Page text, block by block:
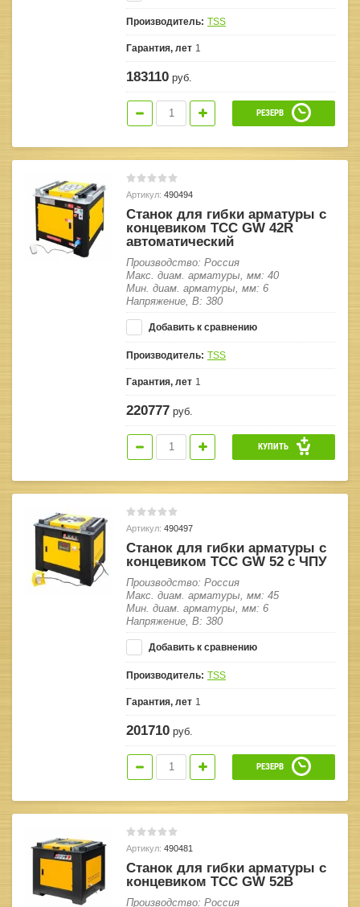
Производитель: TSS
Гарантия, лет 1
183110 руб.
РЕЗЕРВ
Артикул: 490494
Станок для гибки арматуры с
концевиком ТСС GW 42R
автоматический
Производство: Россия
Макс. диам. арматуры, мм: 40
Мин. диам. арматуры, мм: 6
Напряжение, В: 380
Добавить к сравнению
Производитель: TSS
Гарантия, лет 1
220777 руб.
КУПИТЬ
Артикул: 490497
Станок для гибки арматуры с
концевиком ТСС GW 52 с ЧПУ
Производство: Россия
Макс. диам. арматуры, мм: 45
Мин. диам. арматуры, мм: 6
Напряжение, В: 380
Добавить к сравнению
Производитель: TSS
Гарантия, лет 1
201710 руб.
РЕЗЕРВ
Артикул: 490481
Станок для гибки арматуры с
концевиком ТСС GW 52B
Производство: Россия